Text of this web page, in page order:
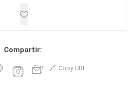
Compartir:
Copy URL